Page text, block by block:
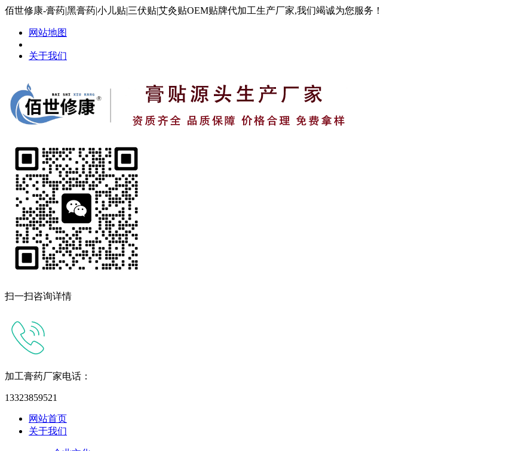
佰世修康-膏药|黑膏药|小儿贴|三伏贴|艾灸贴OEM贴牌代加工生产厂家,我们竭诚为您服务！
网站地图
关于我们
扫一扫咨询详情
加工膏药厂家电话：
13323859521
网站首页
关于我们